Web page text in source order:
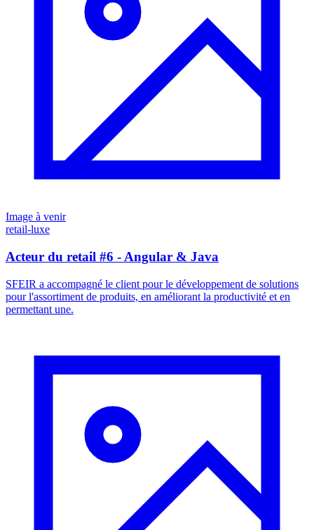
Image à venir
retail-luxe
Acteur du retail #6 - Angular & Java
SFEIR a accompagné le client pour le développement de solutions
pour l'assortiment de produits, en améliorant la productivité et en
permettant une.